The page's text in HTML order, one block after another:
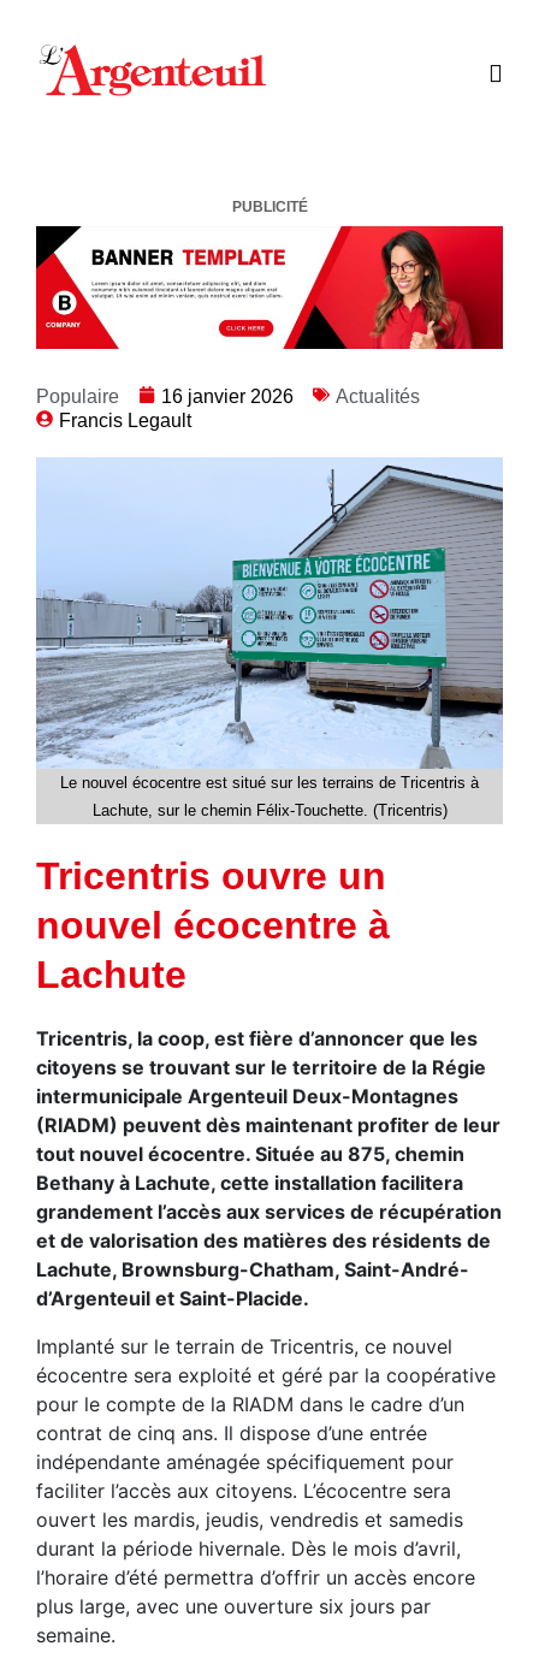
PUBLICITÉ
Populaire 16 janvier 2026
Actualités
Francis Legault
Le nouvel écocentre est situé sur les terrains de Tricentris à
Lachute, sur le chemin Félix-Touchette. (Tricentris)
Tricentris ouvre un
nouvel écocentre à
Lachute
Tricentris, la coop, est fière d’annoncer que les
citoyens se trouvant sur le territoire de la Régie
intermunicipale Argenteuil Deux-Montagnes
(RIADM) peuvent dès maintenant profiter de leur
tout nouvel écocentre. Située au 875, chemin
Bethany à Lachute, cette installation facilitera
grandement l’accès aux services de récupération
et de valorisation des matières des résidents de
Lachute, Brownsburg-Chatham, Saint-André-
d’Argenteuil et Saint-Placide.
Implanté sur le terrain de Tricentris, ce nouvel
écocentre sera exploité et géré par la coopérative
pour le compte de la RIADM dans le cadre d’un
contrat de cinq ans. Il dispose d’une entrée
indépendante aménagée spécifiquement pour
faciliter l’accès aux citoyens. L’écocentre sera
ouvert les mardis, jeudis, vendredis et samedis
durant la période hivernale. Dès le mois d’avril,
l’horaire d’été permettra d’offrir un accès encore
plus large, avec une ouverture six jours par
semaine.